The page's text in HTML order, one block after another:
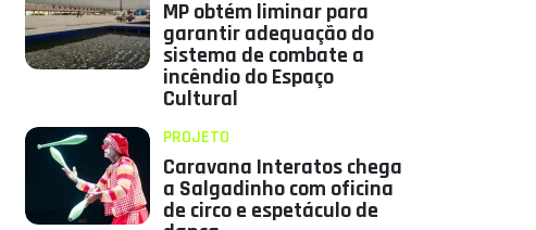
MP obtém liminar para
garantir adequação do
sistema de combate a
incêndio do Espaço
Cultural
PROJETO
Caravana Interatos chega
a Salgadinho com oficina
de circo e espetáculo de